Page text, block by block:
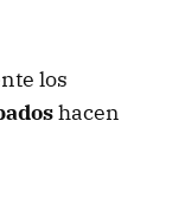
los
hacen